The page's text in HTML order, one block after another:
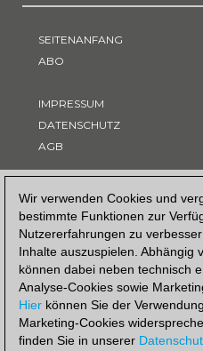
Wir verwenden Cookies und
bestimmte Funktionen zur
Nutzererfahrungen zu
Inhalte auszuspielen. Abhängig
können dabei neben technisch
Analyse-Cookies sowie
Hier können Sie der
Marketing-Cookies
finden Sie in unserer
SEITENANFANG
ABO
IMPRESSUM
DATENSCHUTZ
AGB
ZAHLUNGSART